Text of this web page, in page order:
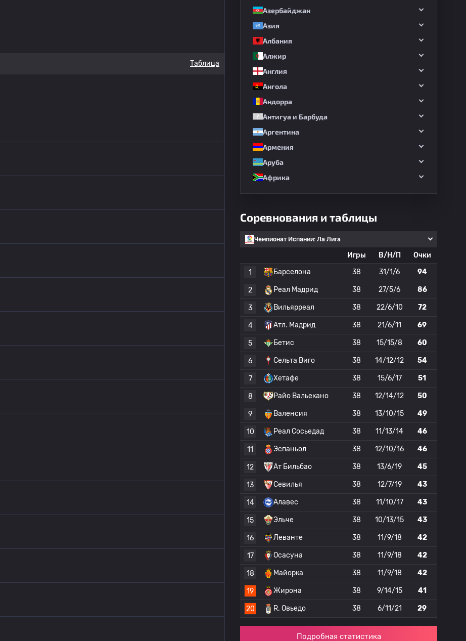
Таблица
Азербайджан
Азия
Албания
Алжир
Англия
Ангола
Андорра
Антигуа и Барбуда
Аргентина
Армения
Аруба
Африка
Соревнования и таблицы
Чемпионат Испании: Ла Лига
Игры В/Н/П
Очки
1
Барселона 38 31/1/6 94
2 Реал Мадрид 38 27/5/6 86
3 Вильярреал 38 22/6/10 72
4 Атл. Мадрид 38 21/6/11 69
5 Бетис 38 15/15/8 60
6 Сельта Виго 38 14/12/12 54
7 Хетафе 38 15/6/17 51
8 Райо Вальекано 38 12/14/12 50
9 Валенсия 38 13/10/15 49
10 Реал Сосьедад 38 11/13/14 46
11 Эспаньол 38 12/10/16 46
12 Ат Бильбао 38 13/6/19 45
13 Севилья 38 12/7/19 43
14 Алавес 38 11/10/17 43
15 Эльче 38 10/13/15 43
16 Леванте 38 11/9/18 42
17 Осасуна 38 11/9/18 42
18 Майорка 38 11/9/18 42
19 Жирона 38 9/14/15 41
20 R. Овьедо 38 6/11/21 29
Подробная статистика